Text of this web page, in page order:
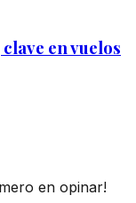
en vuelos
en opinar!